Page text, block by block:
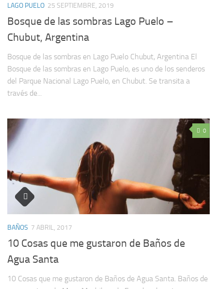
LAGO PUELO 25 SEPTIEMBRE, 2019
Bosque de las sombras Lago Puelo –
Chubut, Argentina
Bosque de las sombras en Lago Puelo Chubut, Argentina El
Bosque de las sombras en Lago Puelo, es uno de los senderos
del Parque Nacional Lago Puelo, en Chubut. Se transita a
través de...
0
BAÑOS 7 ABRIL, 2017
10 Cosas que me gustaron de Baños de
Agua Santa
10 Cosas que me gustaron de Baños de Agua Santa. Baños de